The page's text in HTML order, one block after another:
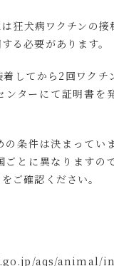
狂犬病ワクチンの接
る必要があります。
してから2回ワクチ
ンターにて証明書を
の条件は決まってい
ごとに異なりますの
ご確認ください。
aqs/animal/